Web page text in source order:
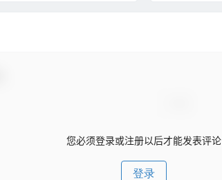
您必须登录或注册以后才能发表评论
登录